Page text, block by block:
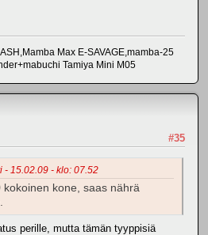
Max E-SAVAGE,mamba-25
Tamiya Mini M05
#35
- 15.02.09 - klo: 07.52
kone, saas nährä
perille, mutta tämän tyyppisiä